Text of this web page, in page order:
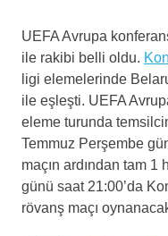
UEFA Avrupa
ile rakibi belli oldu.
ligi elemelerinde
ile eşleşti. UEFA
eleme turunda
Temmuz Perşembe
maçın ardından tam
günü saat 21:00’da
rövanş maçı